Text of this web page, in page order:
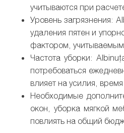
учитываются при
Уровень загрязнения:
удаления пятен и
фактором,
Частота уборки:
потребоваться
влияет на усилия,
Необходимые
окон, уборка мягкой
повлиять на общий